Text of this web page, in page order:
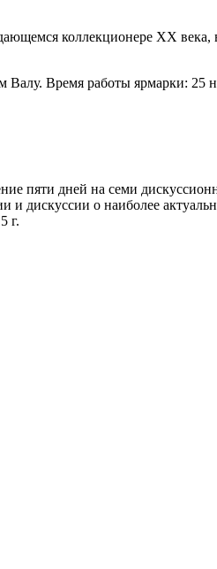
коллекционере ХХ
Время работы ярмарки: 25
пяти дней на семи
и дискуссии о наиболее
г.